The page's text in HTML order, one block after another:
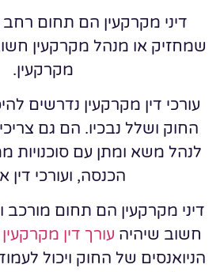
דיני מקרקעין הם תחום רחב
שמחזיק או מנהל מקרקעין
מקרקעין.
עורכי דין מקרקעין נדרשים
החוק ושלל נבכיו. הם גם
לנהל משא ומתן עם סוכנויות
הכנסה, ועורכי דין
דיני מקרקעין הם תחום
חשוב שיהיה עורך דין
הניואנסים של החוק ויכול